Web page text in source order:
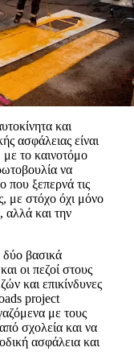
και
ασφάλειας είναι
το καινοτόμο
να
που ξεπερνά τις
με στόχο όχι μόνο
αλλά και την
δύο βασικά
οι πεζοί στους
και επικίνδυνες
project
με τους
σχολεία και να
ασφάλεια και